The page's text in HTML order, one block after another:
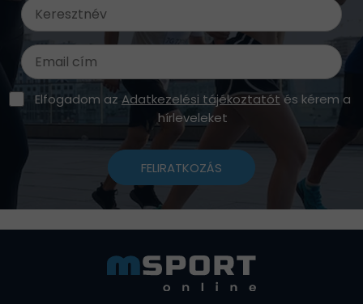
Elfogadom az Adatkezelési tájékoztatót és kérem a
hírleveleket
FELIRATKOZÁS